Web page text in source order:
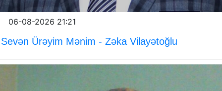
06-08-2026 21:21
Sevən Ürəyim Mənim - Zəka Vilayətoğlu